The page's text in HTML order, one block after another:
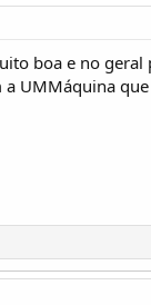
boa e no geral
UMMáquina